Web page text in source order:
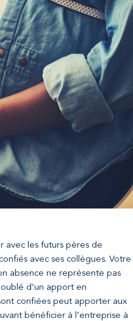
avec les futurs pères de
avec ses collègues. Votre
absence ne représente pas
d’un apport en
confiées peut apporter aux
bénéficier à l’entreprise à